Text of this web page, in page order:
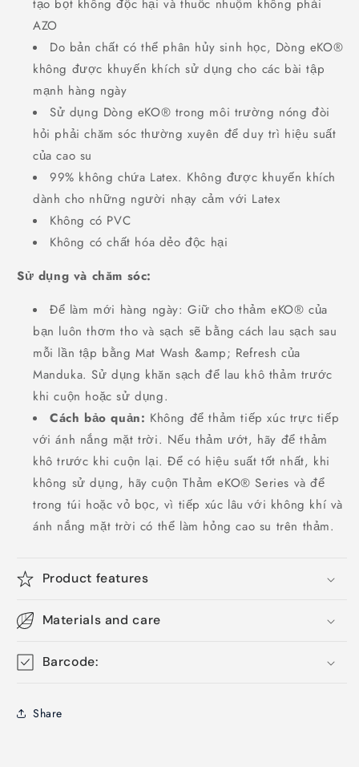
tạo bọt không độc hại và thuốc nhuộm không phải
AZO
Do bản chất có thể phân hủy sinh học, Dòng eKO®
không được khuyến khích sử dụng cho các bài tập
mạnh hàng ngày
Sử dụng Dòng eKO® trong môi trường nóng đòi
hỏi phải chăm sóc thường xuyên để duy trì hiệu suất
của cao su
99% không chứa Latex. Không được khuyến khích
dành cho những người nhạy cảm với Latex
Không có PVC
Không có chất hóa dẻo độc hại
Sử dụng và chăm sóc:
Để làm mới hàng ngày: Giữ cho thảm eKO® của
bạn luôn thơm tho và sạch sẽ bằng cách lau sạch sau
mỗi lần tập bằng Mat Wash &amp; Refresh của
Manduka. Sử dụng khăn sạch để lau khô thảm trước
khi cuộn hoặc sử dụng.
Cách bảo quản: Không để thảm tiếp xúc trực tiếp
với ánh nắng mặt trời. Nếu thảm ướt, hãy để thảm
khô trước khi cuộn lại. Để có hiệu suất tốt nhất, khi
không sử dụng, hãy cuộn Thảm eKO® Series và để
trong túi hoặc vỏ bọc, vì tiếp xúc lâu với không khí và
ánh nắng mặt trời có thể làm hỏng cao su trên thảm.
Product features
Materials and care
Barcode:
Share